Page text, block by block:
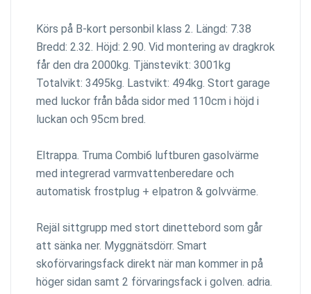
Körs på B-kort personbil klass 2. Längd: 7.38
Bredd: 2.32. Höjd: 2.90. Vid montering av dragkrok
får den dra 2000kg. Tjänstevikt: 3001kg
Totalvikt: 3495kg. Lastvikt: 494kg. Stort garage
med luckor från båda sidor med 110cm i höjd i
luckan och 95cm bred.
Eltrappa. Truma Combi6 luftburen gasolvärme
med integrerad varmvattenberedare och
automatisk frostplug + elpatron & golvvärme.
Rejäl sittgrupp med stort dinettebord som går
att sänka ner. Myggnätsdörr. Smart
skoförvaringsfack direkt när man kommer in på
höger sidan samt 2 förvaringsfack i golven. adria.